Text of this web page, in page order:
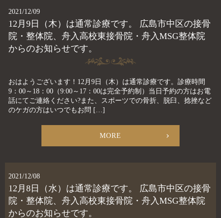
2021/12/09
12月9日（木）は通常診療です。 広島市中区の接骨
院・整体院、舟入高校東接骨院・舟入MSG整体院
からのお知らせです。
おはようございます！12月9日（木）は通常診療です。診療時間
9：00～18：00（9:00～17：00は完全予約制）当日予約の方はお電
話にてご連絡ください?また、スポーツでの骨折、脱臼、捻挫など
のケガの方はいつでもお問 […]
MORE
2021/12/08
12月8日（水）は通常診療です。 広島市中区の接骨
院・整体院、舟入高校東接骨院・舟入MSG整体院
からのお知らせです。